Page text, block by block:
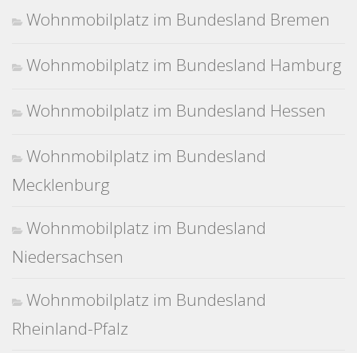
Wohnmobilplatz im Bundesland Bremen
Wohnmobilplatz im Bundesland Hamburg
Wohnmobilplatz im Bundesland Hessen
Wohnmobilplatz im Bundesland
Mecklenburg
Wohnmobilplatz im Bundesland
Niedersachsen
Wohnmobilplatz im Bundesland
Rheinland-Pfalz